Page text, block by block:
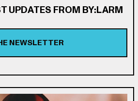
UPDATES FROM BY:LARM
NEWSLETTER